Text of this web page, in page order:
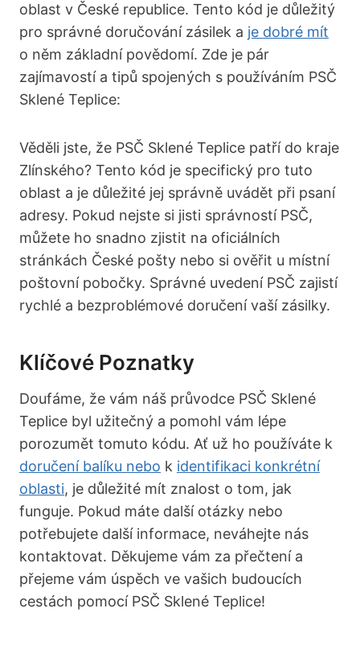
oblast v České republice. Tento kód ‍je důležitý
⁣pro správné doručování zásilek a je dobré mít
o ‍něm‍ základní⁣ povědomí. Zde je pár
zajímavostí a tipů spojených s používáním PSČ
Sklené Teplice:
Věděli⁣ jste, že PSČ Sklené Teplice patří do ​kraje
Zlínského? Tento kód je specifický pro tuto
oblast a je důležité jej správně uvádět při ⁢psaní
adresy. Pokud nejste si jisti správností PSČ,‍
můžete ⁣ho snadno zjistit na ⁢oficiálních
stránkách České pošty nebo si ověřit u místní⁢
poštovní pobočky. Správné uvedení ⁢PSČ zajistí
rychlé a bezproblémové doručení vaší ⁤zásilky.
Klíčové ​Poznatky
Doufáme, že vám náš průvodce PSČ Sklené⁢
Teplice byl užitečný ​a pomohl vám lépe⁣
porozumět tomuto ‌kódu. Ať už ho používáte k
doručení balíku nebo k identifikaci konkrétní
oblasti, je důležité mít znalost o‍ tom, jak
funguje. Pokud máte další otázky nebo
potřebujete další informace, neváhejte nás
kontaktovat. Děkujeme ⁣vám⁤ za přečtení a
přejeme vám úspěch ve vašich budoucích⁣
cestách pomocí PSČ Sklené ⁣Teplice!